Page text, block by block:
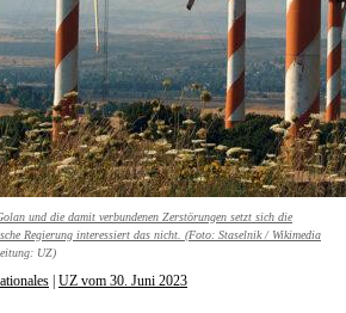
und die damit verbundenen Zerstörungen setzt sich die
Regierung interessiert das nicht. (Foto: Staselnik / Wikimedia
UZ)
UZ vom 30. Juni 2023